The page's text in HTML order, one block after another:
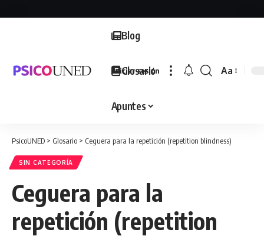
Blog
Glosario
Apuntes
Iniciar sesión
Font
Aa
PsicoUNED > Glosario > Ceguera para la repetición (repetition blindness)
SIN CATEGORÍA
Ceguera para la
repetición (repetition